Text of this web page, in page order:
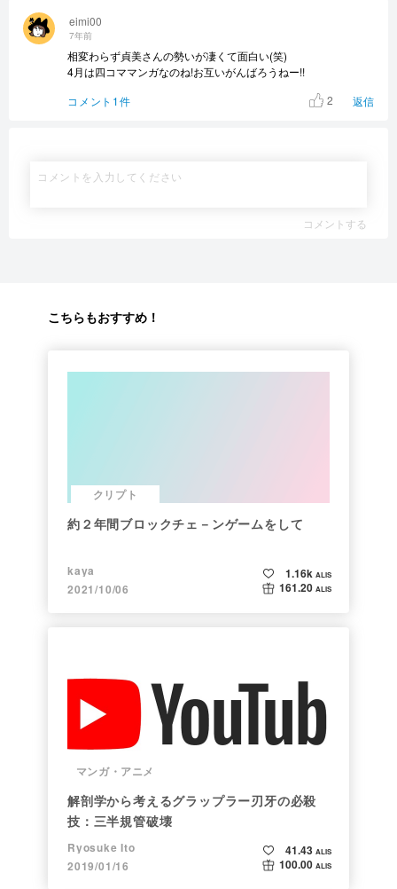
eimi00
7年前
相変わらず貞美さんの勢いが凄くて面白い(笑)
4月は四コママンガなのね!お互いがんばろうねー!!
コメント1件
2 返信
コメントする
こちらもおすすめ！
クリプト
約２年間ブロックチェ－ンゲームをして
kaya
2021/10/06
1.16k ALIS
161.20 ALIS
マンガ・アニメ
解剖学から考えるグラップラー刃牙の必殺
技：三半規管破壊
Ryosuke Ito
2019/01/16
41.43 ALIS
100.00 ALIS